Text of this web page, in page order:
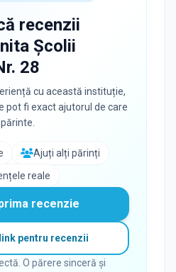
recenzii
Școlii
28
cu această instituție,
pot fi exact ajutorul de care
Ajuți alți părinți
reale
recenzie
pentru recenzii
O părere sinceră și